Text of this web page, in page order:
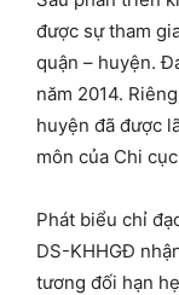
được sự tham
quận – huyện.
năm 2014.
huyện đã được
môn của Chi
Phát biểu chỉ
DS-KHHGĐ
tương đối hạn